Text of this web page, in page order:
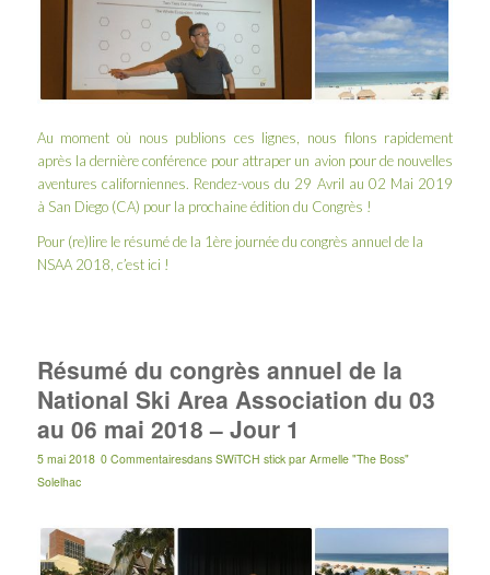
Au moment où nous publions ces lignes, nous filons rapidement
après la dernière conférence pour attraper un avion pour de nouvelles
aventures californiennes. Rendez-vous du 29 Avril au 02 Mai 2019
à San Diego(CA) pour la prochaine édition du Congrès !
Pour (re)lire le résumé de la 1ère journée du congrès annuel de la
NSAA 2018, c’est ici !
Résumé du congrès annuel de la
National Ski Area Association du 03
au 06 mai 2018 – Jour 1
5 mai 2018 0 Commentairesdans SWiTCH stick par Armelle "The Boss"
Solelhac